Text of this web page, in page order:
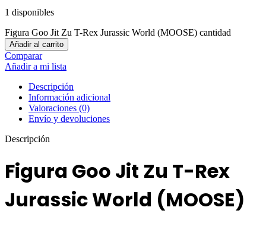
1 disponibles
Figura Goo Jit Zu T-Rex Jurassic World (MOOSE) cantidad
Añadir al carrito
Comparar
Añadir a mi lista
Descripción
Información adicional
Valoraciones (0)
Envío y devoluciones
Descripción
Figura Goo Jit Zu T-Rex
Jurassic World (MOOSE)